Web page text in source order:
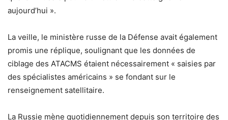
aujourd’hui ».
La veille, le ministère russe de la Défense avait également
promis une réplique, soulignant que les données de
ciblage des ATACMS étaient nécessairement « saisies par
des spécialistes américains » se fondant sur le
renseignement satellitaire.
La Russie mène quotidiennement depuis son territoire des